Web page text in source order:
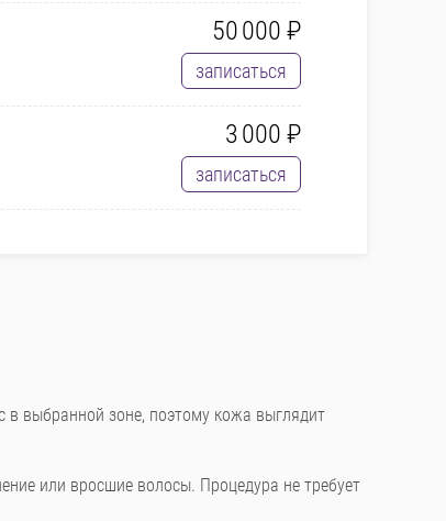
50 000 ₽
записаться
3 000 ₽
записаться
в выбранной зоне, поэтому кожа выглядит
или вросшие волосы. Процедура не требует